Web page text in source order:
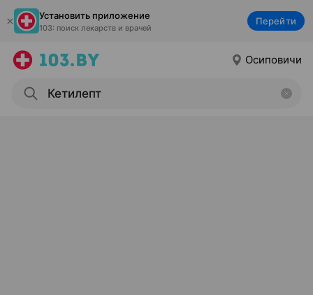
Установить приложение
103: поиск лекарств и врачей
Перейти
Осиповичи